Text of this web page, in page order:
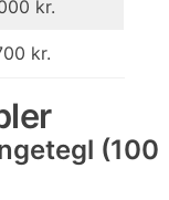
kr.
kr.
(100